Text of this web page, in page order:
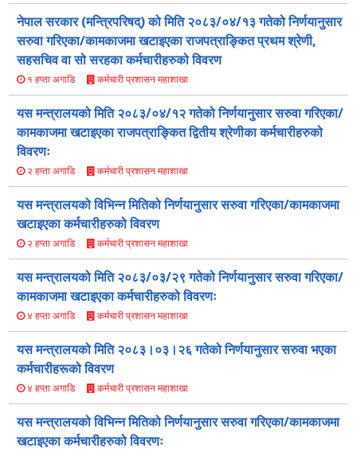
नेपाल सरकार (मन्त्रिपरिषद्) को मिति २०८३/०४/१३ गतेको निर्णयानुसार
सरुवा गरिएका/कामकाजमा खटाइएका राजपत्राङ्कित प्रथम श्रेणी,
सहसचिव वा सो सरहका कर्मचारीहरुको विवरण
१ हप्ता अगाडि कर्मचारी प्रशासन महाशाखा
यस मन्त्रालयको मिति २०८३/०४/१२ गतेको निर्णयानुसार सरुवा गरिएका/
कामकाजमा खटाइएका राजपत्राङ्कित द्वितीय श्रेणीका कर्मचारीहरुको
विवरणः
२ हप्ता अगाडि कर्मचारी प्रशासन महाशाखा
यस मन्त्रालयको विभिन्न मितिको निर्णयानुसार सरुवा गरिएका/कामकाजमा
खटाइएका कर्मचारीहरुको विवरण
२ हप्ता अगाडि कर्मचारी प्रशासन महाशाखा
यस मन्त्रालयको मिति २०८३/०३/२९ गतेको निर्णयानुसार सरुवा गरिएका/
कामकाजमा खटाइएका कर्मचारीहरुको विवरणः
४ हप्ता अगाडि कर्मचारी प्रशासन महाशाखा
यस मन्त्रालयको मिति २०८३।०३।२६ गतेको निर्णयानुसार सरुवा भएका
कर्मचारीहरूको विवरण
४ हप्ता अगाडि कर्मचारी प्रशासन महाशाखा
यस मन्त्रालयको विभिन्न मितिको निर्णयानुसार सरुवा गरिएका/कामकाजमा
खटाइएका कर्मचारीहरुको विवरणः